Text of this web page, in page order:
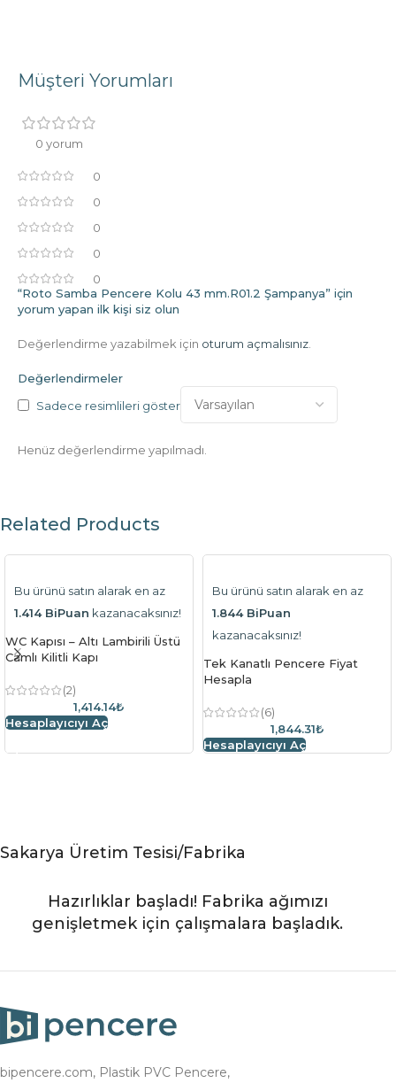
Müşteri Yorumları
0 yorum
0
0
0
0
0
Değerlendirmeler
Sadece resimlileri göster
Henüz değerlendirme yapılmadı.
“Roto Samba Pencere Kolu 43 mm.R01.2 Şampanya” için
yorum yapan ilk kişi siz olun
Değerlendirme yazabilmek için oturum açmalısınız
Related Products
Bu ürünü satın alarak en az
1.414 BiPuan kazanacaksınız!
WC Kapısı – Altı Lambirili Üstü
Camlı Kilitli Kapı
(2)
1,414.14₺
Hesaplayıcıyı Aç
Bu ürünü satın alarak en az
1.844 BiPuan
kazanacaksınız!
Tek Kanatlı Pencere Fiyat
Hesapla
(6)
1,844.31₺
Hesaplayıcıyı Aç
Sakarya Üretim Tesisi/Fabrika
Hazırlıklar başladı! Fabrika ağımızı
genişletmek için çalışmalara başladık.
bipencere.com, Plastik PVC Pencere,